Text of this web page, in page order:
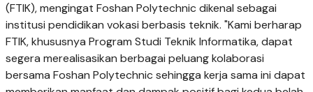
(FTIK), mengingat Foshan Polytechnic dikenal sebagai
institusi pendidikan vokasi berbasis teknik. "Kami berharap
FTIK, khususnya Program Studi Teknik Informatika, dapat
segera merealisasikan berbagai peluang kolaborasi
bersama Foshan Polytechnic sehingga kerja sama ini dapat